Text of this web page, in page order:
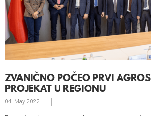
ZVANIČNO POČEO PRVI
PROJEKAT U REGIONU
04. May 2022.